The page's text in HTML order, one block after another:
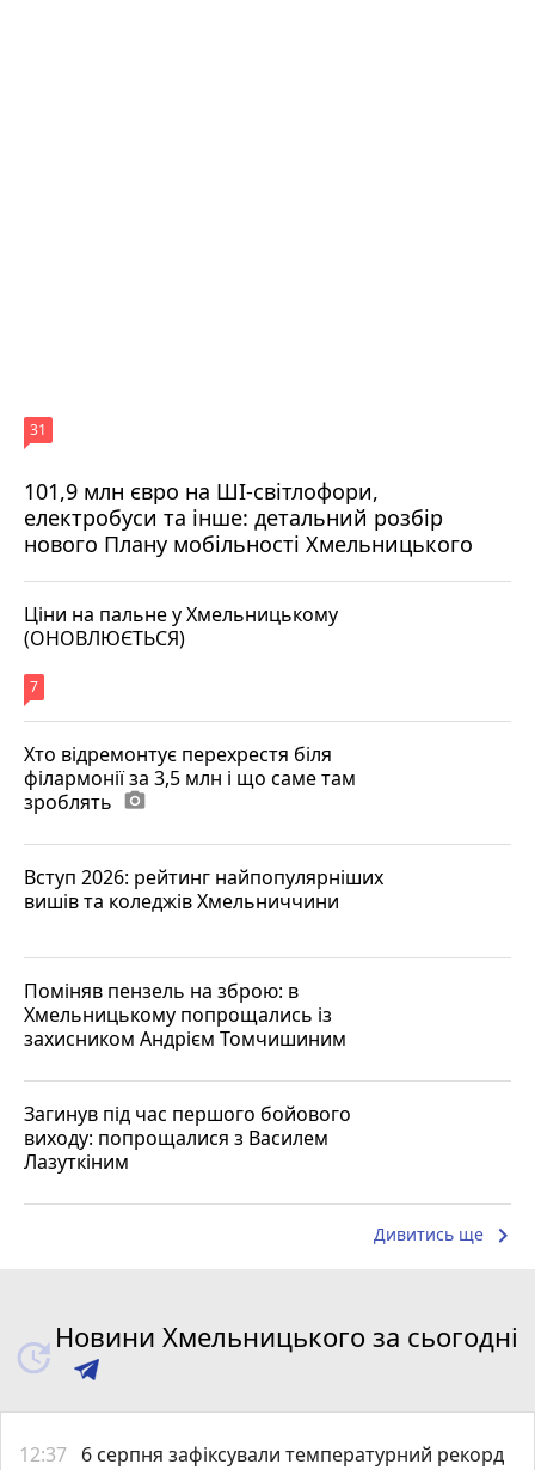
101,9 млн євро на ШІ-світлофори,
електробуси та інше: детальний розбір
нового Плану мобільності Хмельницького
31
Ціни на пальне у Хмельницькому
(ОНОВЛЮЄТЬСЯ)
7
Хто відремонтує перехрестя біля
філармонії за 3,5 млн і що саме там
зроблять photo_camera
Вступ 2026: рейтинг найпопулярніших
вишів та коледжів Хмельниччини
Поміняв пензель на зброю: в
Хмельницькому попрощались із
захисником Андрієм Томчишиним
Загинув під час першого бойового
виходу: попрощалися з Василем
Лазуткіним
Дивитись ще keyboard_arrow_right
Новини Хмельницького за сьогодні
12:37 6 серпня зафіксували температурний рекорд